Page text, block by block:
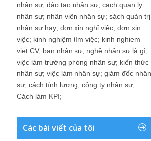
nhân sự; đào tạo nhân sự; cach quan ly
nhân sự; nhân viên nhân sự; sách quản trị
nhân sự hay; đơn xin nghỉ việc; đơn xin
việc; kinh nghiệm tìm việc; kinh nghiem
viet CV; ban nhân sự; nghề nhân sự là gì;
việc làm trưởng phòng nhân sự; kiến thức
nhân sự; việc làm nhân sự; giám đốc nhân
sự; cách tính lương; công ty nhân sự;
Cách làm KPI;
Các bài viết của tôi